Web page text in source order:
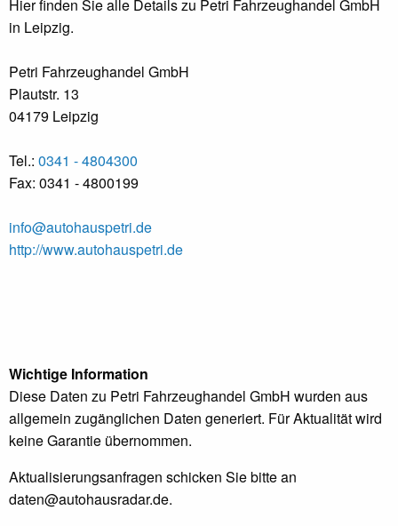
Hier finden Sie alle Details zu Petri Fahrzeughandel GmbH
in Leipzig.
Petri Fahrzeughandel GmbH
Plautstr. 13
04179 Leipzig
Tel.: 0341 - 4804300
Fax: 0341 - 4800199
info@autohauspetri.de
http://www.autohauspetri.de
Wichtige Information
Diese Daten zu Petri Fahrzeughandel GmbH wurden aus
allgemein zugänglichen Daten generiert. Für Aktualität wird
keine Garantie übernommen.
Aktualisierungsanfragen schicken Sie bitte an
daten@autohausradar.de.